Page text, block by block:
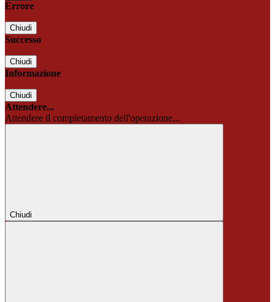
Errore
Chiudi
Successo
Chiudi
Informazione
Chiudi
Attendere...
Attendere il completamento dell'operazione...
Chiudi